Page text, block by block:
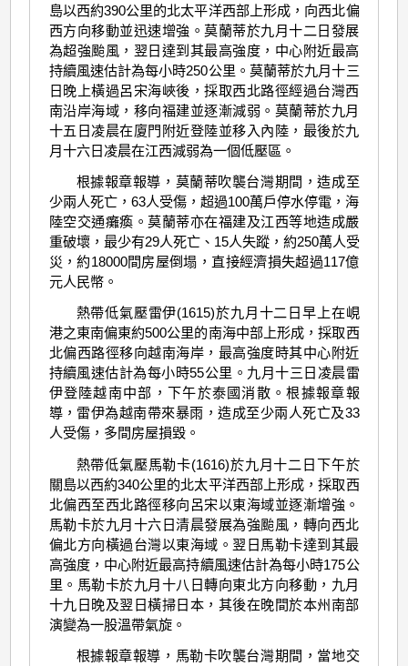
島以西約390公里的北太平洋西部上形成，向西北偏
西方向移動並迅速增強。莫蘭蒂於九月十二日發展
為超強颱風，翌日達到其最高強度，中心附近最高
持續風速估計為每小時250公里。莫蘭蒂於九月十三
日晚上橫過呂宋海峽後，採取西北路徑經過台灣西
南沿岸海域，移向福建並逐漸減弱。莫蘭蒂於九月
十五日凌晨在廈門附近登陸並移入內陸，最後於九
月十六日凌晨在江西減弱為一個低壓區。
根據報章報導，莫蘭蒂吹襲台灣期間，造成至
少兩人死亡，63人受傷，超過100萬戶停水停電，海
陸空交通癱瘓。莫蘭蒂亦在福建及江西等地造成嚴
重破壞，最少有29人死亡、15人失蹤，約250萬人受
災，約18000間房屋倒塌，直接經濟損失超過117億
元人民幣。
熱帶低氣壓雷伊(1615)於九月十二日早上在峴
港之東南偏東約500公里的南海中部上形成，採取西
北偏西路徑移向越南海岸，最高強度時其中心附近
持續風速估計為每小時55公里。九月十三日凌晨雷
伊登陸越南中部，下午於泰國消散。根據報章報
導，雷伊為越南帶來暴雨，造成至少兩人死亡及33
人受傷，多間房屋損毀。
熱帶低氣壓馬勒卡(1616)於九月十二日下午於
關島以西約340公里的北太平洋西部上形成，採取西
北偏西至西北路徑移向呂宋以東海域並逐漸增強。
馬勒卡於九月十六日清晨發展為強颱風，轉向西北
偏北方向橫過台灣以東海域。翌日馬勒卡達到其最
高強度，中心附近最高持續風速估計為每小時175公
里。馬勒卡於九月十八日轉向東北方向移動，九月
十九日晚及翌日橫掃日本，其後在晚間於本州南部
演變為一股溫帶氣旋。
根據報章報導，馬勒卡吹襲台灣期間，當地交